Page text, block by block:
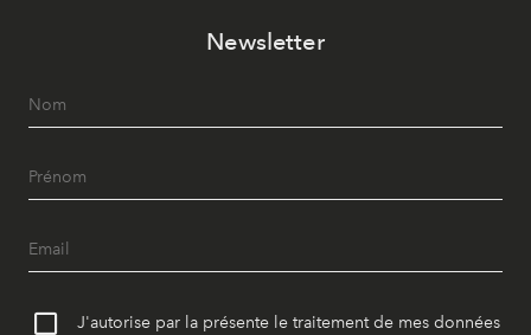
Newsletter
J'autorise par la présente le traitement de mes données